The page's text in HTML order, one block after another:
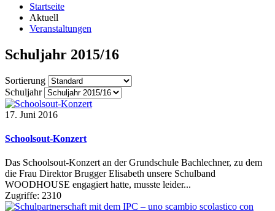
Startseite
Aktuell
Veranstaltungen
Schuljahr 2015/16
Sortierung
Schuljahr
17. Juni 2016
Schoolsout-Konzert
Das Schoolsout-Konzert an der Grundschule Bachlechner, zu dem
die Frau Direktor Brugger Elisabeth unsere Schulband
WOODHOUSE engagiert hatte, musste leider...
Zugriffe: 2310